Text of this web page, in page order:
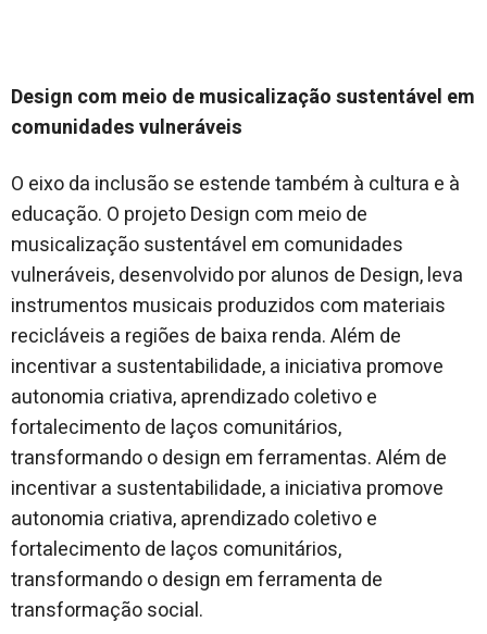
Design com meio de musicalização sustentável em
comunidades vulneráveis
O eixo da inclusão se estende também à cultura e à
educação. O projeto Design com meio de
musicalização sustentável em comunidades
vulneráveis, desenvolvido por alunos de Design, leva
instrumentos musicais produzidos com materiais
recicláveis a regiões de baixa renda. Além de
incentivar a sustentabilidade, a iniciativa promove
autonomia criativa, aprendizado coletivo e
fortalecimento de laços comunitários,
transformando o design em ferramentas. Além de
incentivar a sustentabilidade, a iniciativa promove
autonomia criativa, aprendizado coletivo e
fortalecimento de laços comunitários,
transformando o design em ferramenta de
transformação social.